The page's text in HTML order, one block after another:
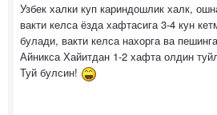
Узбек халки куп кариндошлик халк,
вакти келса ёзда хафтасига 3-4 кун
булади, вакти келса нахорга ва
Айникса Хайитдан 1-2 хафта олдин
Туй булсин!